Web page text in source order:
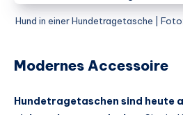
Hund in einer Hundetragetasche |
Modernes Accessoire
Hundetragetaschen sind heute